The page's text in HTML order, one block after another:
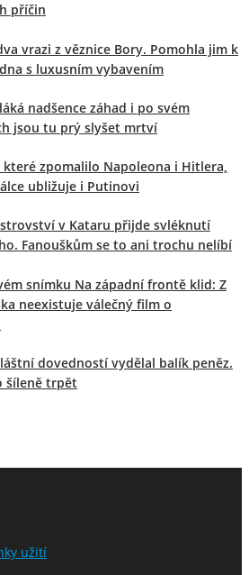
příčin
vrazi z věznice Bory. Pomohla jim k
s luxusním vybavením
nadšence záhad i po svém
jsou tu prý slyšet mrtví
které zpomalilo Napoleona i Hitlera,
ubližuje i Putinovi
v Kataru přijde svléknutí
Fanouškům se to ani trochu nelíbí
snímku Na západní frontě klid: Z
neexistuje válečný film o
dovedností vydělal balík peněz.
šíleně trpět
užití